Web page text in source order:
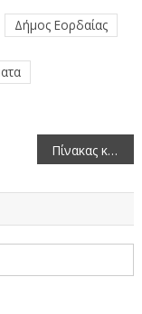
Δήμος Εορδαίας
Πίνακας κατάταξης υποψηφίων μελών για τη συγκρότηση της επιτροπής ελέγχου της Περιφέρειας Δυτικής Μακεδονίας